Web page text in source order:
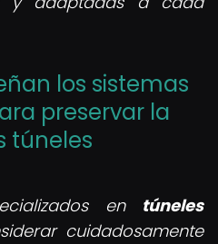
los sistemas
preservar la
túneles
en túneles
cuidadosamente